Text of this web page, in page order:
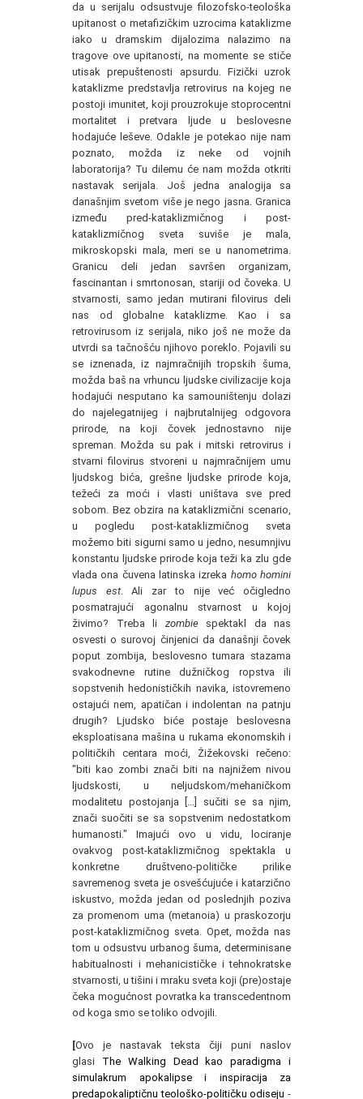
da u serijalu odsustvuje filozofsko-teološka
upitanost o metafizičkim uzrocima kataklizme
iako u dramskim dijalozima nalazimo na
tragove ove upitanosti, na momente se stiče
utisak prepuštenosti apsurdu. Fizički uzrok
kataklizme predstavlja retrovirus na kojeg ne
postoji imunitet, koji prouzrokuje stoprocentni
mortalitet i pretvara ljude u beslovesne
hodajuće leševe. Odakle je potekao nije nam
poznato, možda iz neke od vojnih
laboratorija? Tu dilemu će nam možda otkriti
nastavak serijala. Još jedna analogija sa
današnjim svetom više je nego jasna. Granica
između pred-kataklizmičnog i post-
kataklizmičnog sveta suviše je mala,
mikroskopski mala, meri se u nanometrima.
Granicu deli jedan savršen organizam,
fascinantan i smrtonosan, stariji od čoveka. U
stvarnosti, samo jedan mutirani filovirus deli
nas od globalne kataklizme. Kao i sa
retrovirusom iz serijala, niko još ne može da
utvrdi sa tačnošću njihovo poreklo. Pojavili su
se iznenada, iz najmračnijih tropskih šuma,
možda baš na vrhuncu ljudske civilizacije koja
hodajući nesputano ka samouništenju dolazi
do najelegatnijeg i najbrutalnijeg odgovora
prirode, na koji čovek jednostavno nije
spreman. Možda su pak i mitski retrovirus i
stvarni filovirus stvoreni u najmračnijem umu
ljudskog bića, grešne ljudske prirode koja,
težeći za moći i vlasti uništava sve pred
sobom. Bez obzira na kataklizmični scenario,
u pogledu post-kataklizmičnog sveta
možemo biti sigurni samo u jedno, nesumnjivu
konstantu ljudske prirode koja teži ka zlu gde
vlada ona čuvena latinska izreka homo homini
lupus est. Ali zar to nije već očigledno
posmatrajući agonalnu stvarnost u kojoj
živimo? Treba li zombiespektakl da nas
osvesti o surovoj činjenici da današnji čovek
poput zombija, beslovesno tumara stazama
svakodnevne rutine dužničkog ropstva ili
sopstvenih hedonističkih navika, istovremeno
ostajući nem, apatičan i indolentan na patnju
drugih? Ljudsko biće postaje beslovesna
eksploatisana mašina u rukama ekonomskih i
političkih centara moći, Žižekovski rečeno:
"biti kao zombi znači biti na najnižem nivou
ljudskosti, u neljudskom/mehaničkom
modalitetu postojanja [...] sučiti se sa njim,
znači suočiti se sa sopstvenim nedostatkom
humanosti." Imajući ovo u vidu, lociranje
ovakvog post-kataklizmičnog spektakla u
konkretne društveno-političke prilike
savremenog sveta je osvešćujuće i katarzično
iskustvo, možda jedan od poslednjih poziva
za promenom uma (metanoia) u praskozorju
post-kataklizmičnog sveta. Opet, možda nas
tom u odsustvu urbanog šuma, determinisane
habitualnosti i mehanicističke i tehnokratske
stvarnosti, u tišini i mraku sveta koji (pre)ostaje
čeka mogućnost povratka ka transcedentnom
od koga smo se toliko odvojili.
[Ovo je nastavak teksta čiji puni naslov
glasi The Walking Dead kao paradigma i
simulakrum apokalipse i inspiracija za
predapokaliptičnu teološko-političku odiseju -